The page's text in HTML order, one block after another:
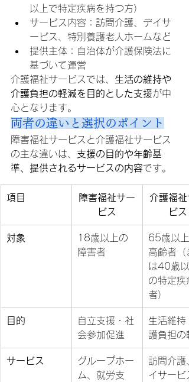
以上で特定疾病を持つ方）
サービス内容：訪問介護、デイサ
ービス、特別養護老人ホームなど
提供主体：自治体が介護保険法に
基づいて運営
介護福祉サービスでは、 生活の維持や
介護負担の軽減を目的とした支援が中
心となります。
両者の違いと選択のポイント
障害福祉サービスと介護福祉サービス
の主な違いは、 支援の目的や年齢基
準、提供されるサービスの内容です。
項目
障害福祉サー
ビス
介護福祉
ビス
対象
18歳以上の
障害者
65歳以上
高齢者（
は40歳以
の特定疾
者）
目的
自立支援・社
会参加促進
生活維持
護負担の
サービス
グループホー
ム、就労支
訪問介護
イサービ